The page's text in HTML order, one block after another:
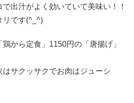
出汁がよく効いていて美味い！！
リです(^_^)
から定食」1150円の「唐揚げ」
はサクッサクでお肉はジューシ